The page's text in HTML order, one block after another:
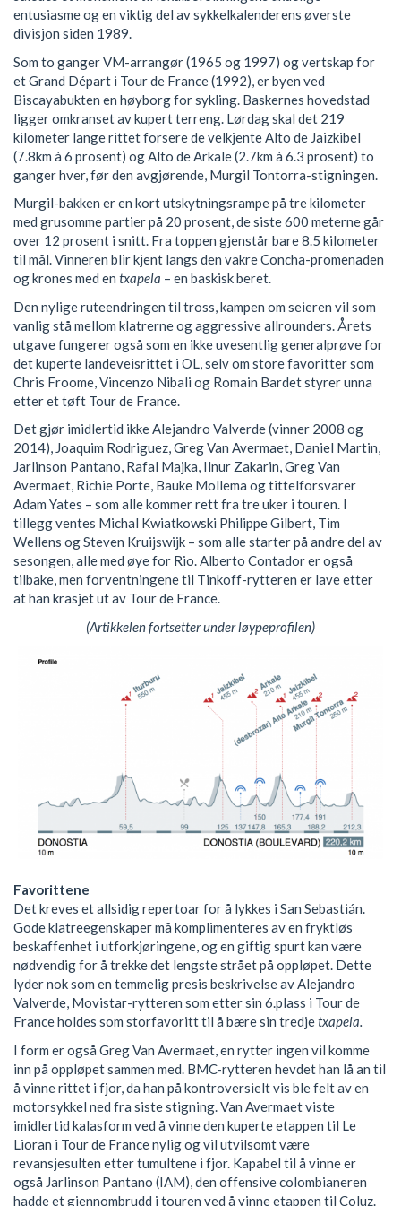
entusiasme og en viktig del av sykkelkalenderens øverste
divisjon siden 1989.
Som to ganger VM-arrangør (1965 og 1997) og vertskap for
et Grand Départ i Tour de France (1992), er byen ved
Biscayabukten en høyborg for sykling. Baskernes hovedstad
ligger omkranset av kupert terreng. Lørdag skal det 219
kilometer lange rittet forsere de velkjente Alto de Jaizkibel
(7.8km à 6 prosent) og Alto de Arkale (2.7km à 6.3 prosent) to
ganger hver, før den avgjørende, Murgil Tontorra-stigningen.
Murgil-bakken er en kort utskytningsrampe på tre kilometer
med grusomme partier på 20 prosent, de siste 600 meterne går
over 12 prosent i snitt. Fra toppen gjenstår bare 8.5 kilometer
til mål. Vinneren blir kjent langs den vakre Concha-promenaden
og krones med en txapela – en baskisk beret.
Den nylige ruteendringen til tross, kampen om seieren vil som
vanlig stå mellom klatrerne og aggressive allrounders. Årets
utgave fungerer også som en ikke uvesentlig generalprøve for
det kuperte landeveisrittet i OL, selv om store favoritter som
Chris Froome, Vincenzo Nibali og Romain Bardet styrer unna
etter et tøft Tour de France.
Det gjør imidlertid ikke Alejandro Valverde (vinner 2008 og
2014), Joaquim Rodriguez, Greg Van Avermaet, Daniel Martin,
Jarlinson Pantano, Rafal Majka, Ilnur Zakarin, Greg Van
Avermaet, Richie Porte, Bauke Mollema og tittelforsvarer
Adam Yates – som alle kommer rett fra tre uker i touren. I
tillegg ventes Michal Kwiatkowski Philippe Gilbert, Tim
Wellens og Steven Kruijswijk – som alle starter på andre del av
sesongen, alle med øye for Rio. Alberto Contador er også
tilbake, men forventningene til Tinkoff-rytteren er lave etter
at han krasjet ut av Tour de France.
(Artikkelen fortsetter under løypeprofilen)
Favorittene
Det kreves et allsidig repertoar for å lykkes i San Sebastián.
Gode klatreegenskaper må komplimenteres av en fryktløs
beskaffenhet i utforkjøringene, og en giftig spurt kan være
nødvendig for å trekke det lengste strået på oppløpet. Dette
lyder nok som en temmelig presis beskrivelse av Alejandro
Valverde, Movistar-rytteren som etter sin 6.plass i Tour de
France holdes som storfavoritt til å bære sin tredjetxapela.
I form er også Greg Van Avermaet, en rytter ingen vil komme
inn på oppløpet sammen med. BMC-rytteren hevdet han lå an til
å vinne rittet i fjor, da han på kontroversielt vis ble felt av en
motorsykkel ned fra siste stigning. Van Avermaet viste
imidlertid kalasform ved å vinne den kuperte etappen til Le
Lioran i Tour de France nylig og vil utvilsomt være
revansjesulten etter tumultene i fjor. Kapabel til å vinne er
også Jarlinson Pantano (IAM), den offensive colombianeren
hadde et gjennombrudd i touren ved å vinne etappen til Coluz.